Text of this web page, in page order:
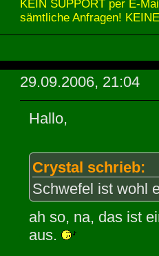
KEIN SUPPORT per E-
sämtliche Anfragen!
29.09.2006, 21:04
Hallo,
Crystal schrieb:
Schwefel ist wohl
ah so, na, das ist
aus.